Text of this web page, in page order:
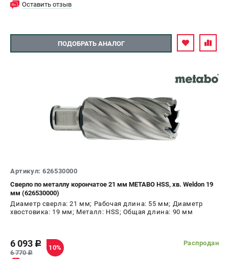
Аккумуляторные шуруповерты
Аккумуляторные УШМ
Наборы инструмента
Аккумуляторы и зарядные устройства
Запчасти для изделий
Кейсы и сумки
+7 (800) 550-70-46
Информация размещённая на сайте не является публичной
8 (812) 318-40-26
8 (800) 550-70-46
Оставить отзыв
ПОДОБРАТЬ АНАЛОГ
Артикул: 626530000
Сверло по металлу корончатое 21 мм METABO HSS, хв. Weldon 19
мм (626530000)
Диаметр сверла: 21 мм; Рабочая длина: 55 мм; Диаметр
хвостовика: 19 мм; Металл: HSS; Общая длина: 90 мм
6 093 c
6 770c
10%
Распродан